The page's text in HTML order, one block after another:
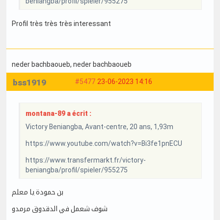
Profil très très très interessant
neder bachbaoueb, neder bachbaoueb
#5477 23-06-2023 14:16
bss1919
montana-89 a écrit :
Victory Beniangba, Avant-centre, 20 ans, 1,93m
https://www.youtube.com/watch?v=Bi3fe1pnECU
https://www.transfermarkt.fr/victory-
beniangba/profil/spieler/955275
بن حمودة يا معلم
شوف شعمل في الدقدوق مرمدو